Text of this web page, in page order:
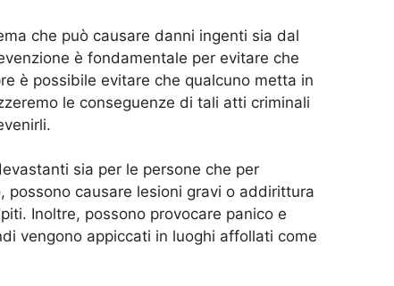
che può causare danni ingenti sia dal
è fondamentale per evitare che
è possibile evitare che qualcuno metta in
le conseguenze di tali atti criminali
sia per le persone che per
possono causare lesioni gravi o addirittura
Inoltre, possono provocare panico e
vengono appiccati in luoghi affollati come